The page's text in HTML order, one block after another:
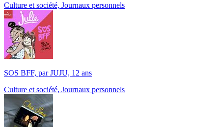
Culture et société, Journaux personnels
SOS BFF, par JUJU, 12 ans
Culture et société, Journaux personnels